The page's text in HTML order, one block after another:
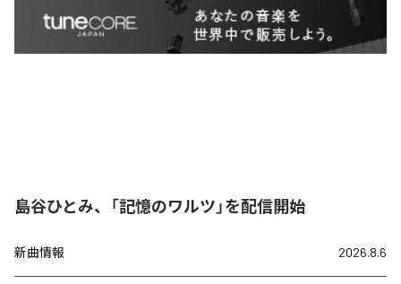
島谷ひとみ、「記憶のワルツ」を配信開始
新曲情報 2026.8.6